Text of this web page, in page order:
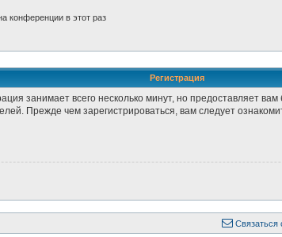
конференции в этот раз
Регистрация
занимает всего несколько минут, но предоставляет
Прежде чем зарегистрироваться, вам следует
Связаться